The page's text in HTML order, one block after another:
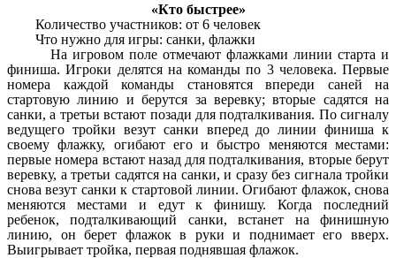
«Кто быстрее»
Количество участников: от 6 человек
Что нужно для игры: санки, флажки
На игровом поле отмечают флажками линии старта и
финиша. Игроки делятся на команды по 3 человека. Первые
номера каждой команды становятся впереди саней на
стартовую линию и берутся за веревку; вторые садятся на
санки, а третьи встают позади для подталкивания. По сигналу
ведущего тройки везут санки вперед до линии финиша к
своему флажку, огибают его и быстро меняются местами:
первые номера встают назад для подталкивания, вторые берут
веревку, а третьи садятся на санки, и сразу без сигнала тройки
снова везут санки к стартовой линии. Огибают флажок, снова
меняются местами и едут к финишу. Когда последний
ребенок, подталкивающий санки, встанет на финишную
линию, он берет флажок в руки и поднимает его вверх.
Выигрывает тройка, первая поднявшая флажок.